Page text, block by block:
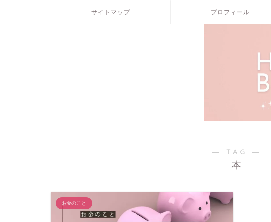
サイトマップ プロフィール
― TAG ―
本
お金のこと